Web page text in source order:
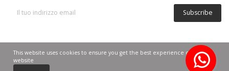
Subscribe
© Copyright 2012 - 2025 | Rosa Nadia P.IVA 02268640600
This website uses cookies to ensure you get the best experience on our
website